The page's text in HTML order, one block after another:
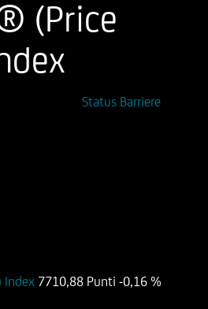
(Price
Status Barriere
Index 7710,88 Punti -0,16 %